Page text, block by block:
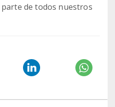
parte de todos nuestros